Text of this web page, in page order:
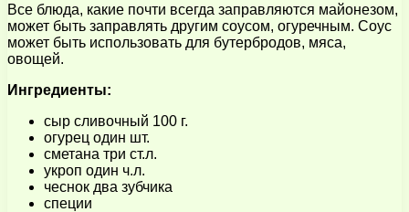
Все блюда, какие почти всегда заправляются майонезом,
может быть заправлять другим соусом, огуречным. Соус
может быть использовать для бутербродов, мяса,
овощей.
Ингредиенты:
сыр сливочный 100 г.
огурец один шт.
сметана три ст.л.
укроп один ч.л.
чеснок два зубчика
специи